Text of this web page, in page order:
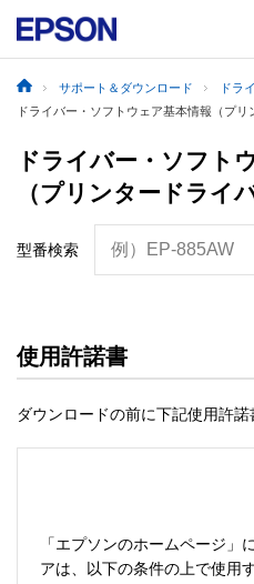
サポート＆ダウンロード
ドラ
ドライバー・ソフトウェア基本情報（プリ
ドライバー・ソフト
（プリンタードライ
型番検索 例）EP-885AW
使用許諾書
ダウンロードの前に下記使用許諾
「エプソンのホームページ」
アは、以下の条件の上で使用